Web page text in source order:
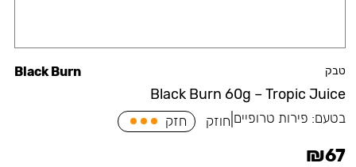
טבק
Black Burn 60g – Tropic Juice
Black Burn
בטעם: פירות טרופיים חוזק חזק
₪67